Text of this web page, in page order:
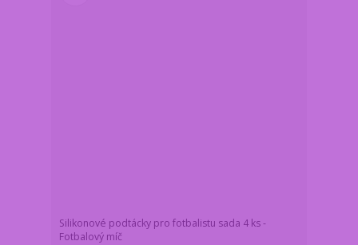
Silikonové podtácky pro fotbalistu sada 4 ks -
Fotbalový míč